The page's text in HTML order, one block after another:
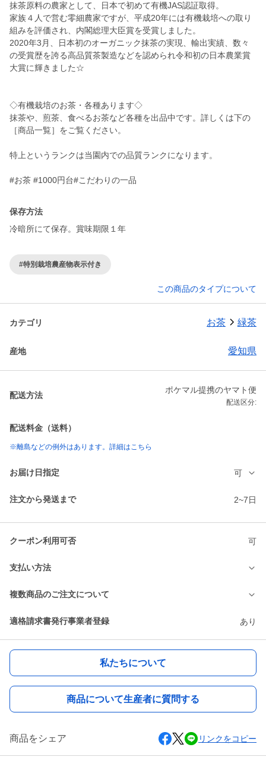
抹茶原料の農家として、日本で初めて有機JAS認証取得。
家族４人で営む零細農家ですが、平成20年には有機栽培への取り
組みを評価され、内閣総理大臣賞を受賞しました。
2020年3月、日本初のオーガニック抹茶の実現、輸出実績、数々
の受賞歴を誇る高品質茶製造などを認められ令和初の日本農業賞
大賞に輝きました☆
◇有機栽培のお茶・各種あります◇
抹茶や、煎茶、食べるお茶など各種を出品中です。詳しくは下の
［商品一覧］をご覧ください。
特上というランクは当園内での品質ランクになります。
#お茶 #1000円台#こだわりの一品
保存方法
冷暗所にて保存。賞味期限１年
#特別栽培農産物表示付き
この商品のタイプについて
カテゴリ お茶 緑茶
産地 愛知県
配送方法
ポケマル提携のヤマト便
配送区分:
配送料金（送料）
※離島などの例外はあります。詳細はこちら
お届け日指定 可
注文から発送まで 2~7日
クーポン利用可否 可
支払い方法
複数商品のご注文について
適格請求書発行事業者登録 あり
私たちについて
商品について生産者に質問する
商品をシェア リンクをコピー